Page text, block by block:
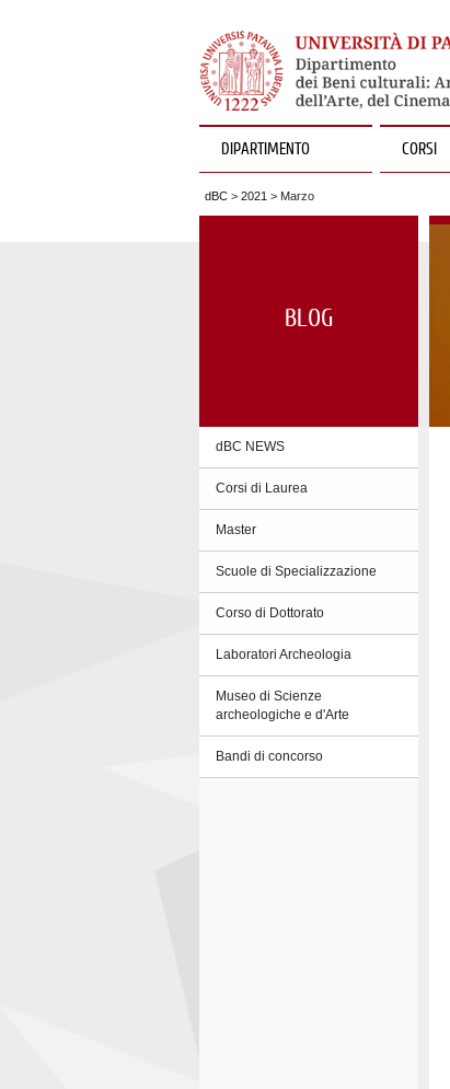
DIPARTIMENTO CORSI
dBC > 2021 > Marzo
BLOG
dBC NEWS
Corsi di Laurea
Master
Scuole di Specializzazione
Corso di Dottorato
Laboratori Archeologia
Museo di Scienze
archeologiche e d'Arte
Bandi di concorso